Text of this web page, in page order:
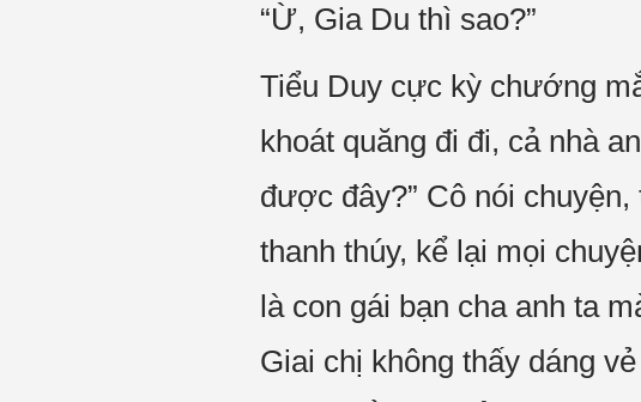
“Ừ, Gia Du thì sao?”
Tiểu Duy cực kỳ chướng
khoát quăng đi đi, cả nhà
được đây?” Cô nói
thanh thúy, kể lại mọi
là con gái bạn cha anh ta
Giai chị không thấy dáng